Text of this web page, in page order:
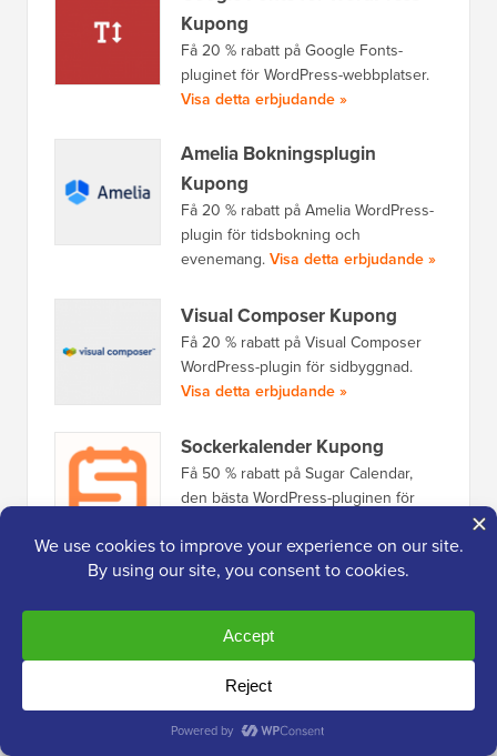
Kupong
Få 20 % rabatt på Google Fonts-
pluginet för WordPress-webbplatser.
Visa detta erbjudande »
Amelia Bokningsplugin
Kupong
Få 20 % rabatt på Amelia WordPress-
plugin för tidsbokning och
evenemang.Visa detta erbjudande »
Visual Composer Kupong
Få 20 % rabatt på Visual Composer
WordPress-plugin för sidbyggnad.
Visa detta erbjudande »
Sockerkalender Kupong
Få 50 % rabatt på Sugar Calendar,
den bästa WordPress-pluginen för
Visa detta erbjudande »
Få 15 % rabatt på Revive Old Post
Visa detta erbjudande »
TranslatePress-kupong